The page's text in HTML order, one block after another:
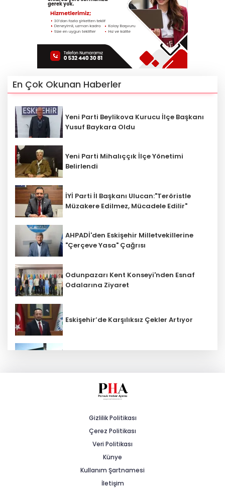
En Çok Okunan Haberler
Yeni Parti Beylikova Kurucu İlçe Başkanı
Yusuf Baykara Oldu
Yeni Parti Mihalıççık İlçe Yönetimi
Belirlendi
İYİ Parti İl Başkanı Ulucan:"Teröristle
Müzakere Edilmez, Mücadele Edilir"
AHPADİ'den Eskişehir Milletvekillerine
"Çerçeve Yasa" Çağrısı
Odunpazarı Kent Konseyi'nden Esnaf
Odalarına Ziyaret
Eskişehir’de Karşılıksız Çekler Artıyor
MHP'li Cengiz: "Yalnızca Ağaçlar Değil,
Tarihi Yürüyüş Yolları Mihalıççık’ta
Devam Etti
Yeşilay Zafer Kupası Tenis Turnuvası
İçin Kayıtlar Başladı
Gizlilik Politikası
Çerez Politikası
Veri Politikası
Künye
Kullanım Şartnamesi
İletişim